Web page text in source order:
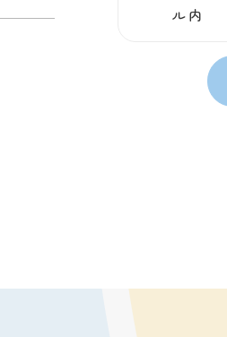
ル内